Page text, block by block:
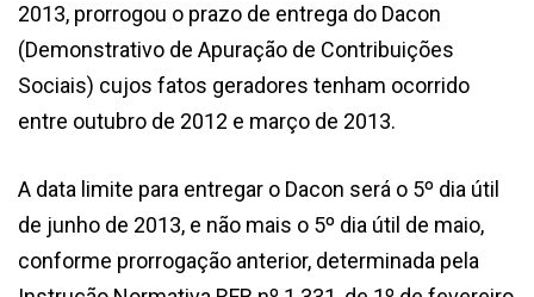
2013, prorrogou o prazo de entrega do Dacon
(Demonstrativo de Apuração de Contribuições
Sociais) cujos fatos geradores tenham ocorrido
entre outubro de 2012 e março de 2013.
A data limite para entregar o Dacon será o 5º dia útil
de junho de 2013, e não mais o 5º dia útil de maio,
conforme prorrogação anterior, determinada pela